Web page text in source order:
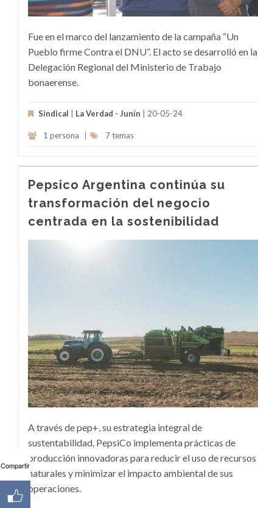
Fue en el marco del lanzamiento de la campaña “Un
Pueblo firme Contra el DNU”. El acto se desarrolló en la
Delegación Regional del Ministerio de Trabajo
bonaerense.
Sindical La Verdad - Junín | 20-05-24
1 persona 7 temas
Pepsico Argentina continúa su
transformación del negocio
centrada en la sostenibilidad
A través de pep+, su estrategia integral de
sustentabilidad, PepsiCo implementa prácticas de
producción innovadoras para reducir el uso de recursos
naturales y minimizar el impacto ambiental de sus
operaciones.
Compartir